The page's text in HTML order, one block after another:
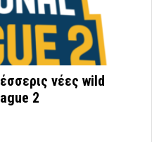
νέες wild
2